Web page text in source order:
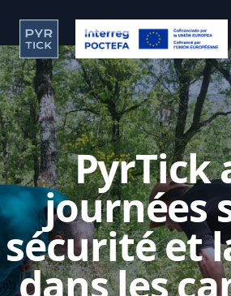
PyrTick
journées
sécurité et
dans les